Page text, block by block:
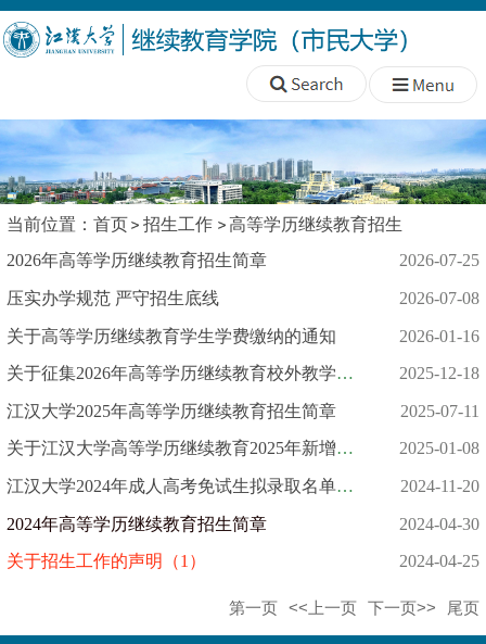
当前位置： 首页 招生工作
高等学历继续教育招生
2026年高等学历继续教育招生简章
2026-07-25
压实办学规范 严守招生底线 2026-07-08
关于高等学历继续教育学生学费缴纳的通知 2026-01-16
关于征集2026年高等学历继续教育校外教学点的通知 2025-12-18
江汉大学2025年高等学历继续教育招生简章 2025-07-11
关于江汉大学高等学历继续教育2025年新增招生专业评议结果的公示 2025-01-08
江汉大学2024年成人高考免试生拟录取名单公示 2024-11-20
2024年高等学历继续教育招生简章 2024-04-30
关于招生工作的声明（1） 2024-04-25
第一页 <<上一页 下一页>> 尾页